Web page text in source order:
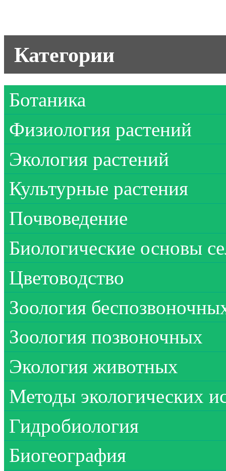
Категории
Ботаника
Физиология растений
Экология растений
Культурные растения
Почвоведение
Биологические основы
Цветоводство
Зоология
Зоология позвоночных
Экология животных
Методы экологических
Гидробиология
Биогеография